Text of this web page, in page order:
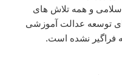
و همه تلاش های
توسعه عدالت آموزشی
فراگیر نشده است.